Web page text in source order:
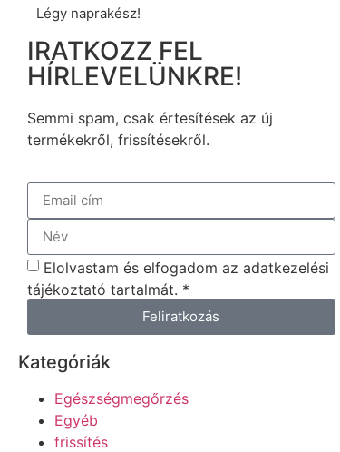
Légy naprakész!
IRATKOZZ FEL
HÍRLEVELÜNKRE!
Semmi spam, csak értesítések az új
termékekről, frissítésekről.
Elolvastam és elfogadom az adatkezelési
tájékoztató tartalmát. *
Feliratkozás
Kategóriák
Egészségmegőrzés
Egyéb
frissítés